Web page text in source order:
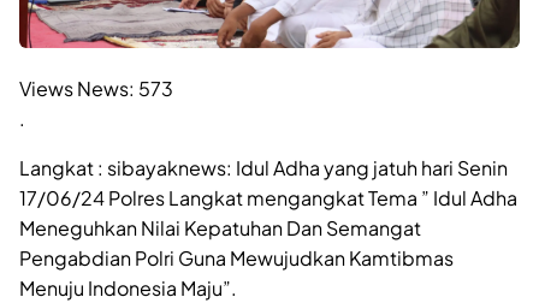
Views News: 573
.
Langkat : sibayaknews: Idul Adha yang jatuh hari Senin
17/06/24 Polres Langkat mengangkat Tema ” Idul Adha
Meneguhkan Nilai Kepatuhan Dan Semangat
Pengabdian Polri Guna Mewujudkan Kamtibmas
Menuju Indonesia Maju”.